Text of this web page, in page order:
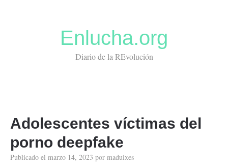
Enlucha.org
Diario de la REvolución
Adolescentes víctimas del
porno deepfake
Publicado el marzo 14, 2023 por maduixes